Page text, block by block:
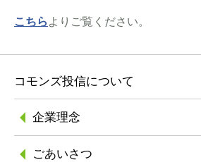
こちら よりご覧ください。
コモンズ投信について
企業理念
ごあいさつ